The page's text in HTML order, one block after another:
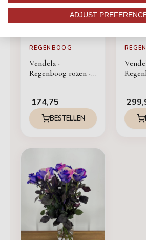
REGENBOOG
Vendela -
Regenboog rozen -
174,75
BESTELLEN
ADJUST